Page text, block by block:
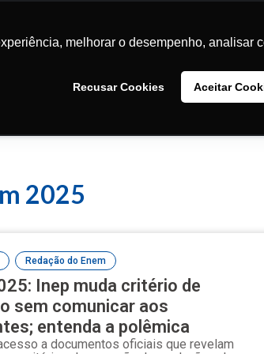
melhorar o desempenho, analisar
Recusar Cookies Aceitar
melhorar o desempenho, analisar
Recusar Cookies Aceitar
2025
, Redação do Enem
Inep muda critério de
sem comunicar aos
entenda a polêmica
a documentos oficiais que revelam